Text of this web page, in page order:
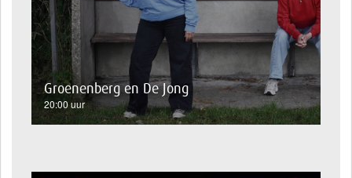
Groenenberg en De Jong
20:00 uur